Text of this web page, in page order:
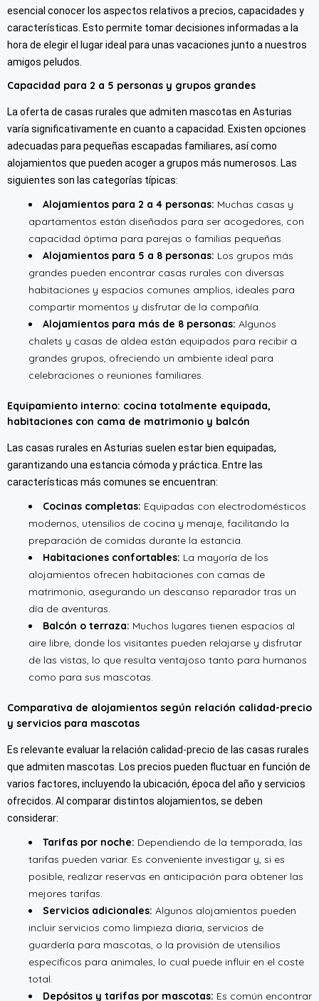
esencial conocer los aspectos relativos a precios, capacidades y
características. Esto permite tomar decisiones informadas a la
hora de elegir el lugar ideal para unas vacaciones junto a nuestros
amigos peludos.
Capacidad para 2 a 5 personas y grupos grandes
La oferta de casas rurales que admiten mascotas en Asturias
varía significativamente en cuanto a capacidad. Existen opciones
adecuadas para pequeñas escapadas familiares, así como
alojamientos que pueden acoger a grupos más numerosos. Las
siguientes son las categorías típicas:
Alojamientos para 2 a 4 personas: Muchas casas y
apartamentos están diseñados para ser acogedores, con
capacidad óptima para parejas o familias pequeñas.
Alojamientos para 5 a 8 personas: Los grupos más
grandes pueden encontrar casas rurales con diversas
habitaciones y espacios comunes amplios, ideales para
compartir momentos y disfrutar de la compañía.
Alojamientos para más de 8 personas: Algunos
chalets y casas de aldea están equipados para recibir a
grandes grupos, ofreciendo un ambiente ideal para
celebraciones o reuniones familiares.
Equipamiento interno: cocina totalmente equipada,
habitaciones con cama de matrimonio y balcón
Las casas rurales en Asturias suelen estar bien equipadas,
garantizando una estancia cómoda y práctica. Entre las
características más comunes se encuentran:
Cocinas completas: Equipadas con electrodomésticos
modernos, utensilios de cocina y menaje, facilitando la
preparación de comidas durante la estancia.
Habitaciones confortables: La mayoría de los
alojamientos ofrecen habitaciones con camas de
matrimonio, asegurando un descanso reparador tras un
día de aventuras.
Balcón o terraza: Muchos lugares tienen espacios al
aire libre, donde los visitantes pueden relajarse y disfrutar
de las vistas, lo que resulta ventajoso tanto para humanos
como para sus mascotas.
Comparativa de alojamientos según relación calidad-precio
y servicios para mascotas
Es relevante evaluar la relación calidad-precio de las casas rurales
que admiten mascotas. Los precios pueden fluctuar en función de
varios factores, incluyendo la ubicación, época del año y servicios
ofrecidos. Al comparar distintos alojamientos, se deben
considerar:
Tarifas por noche: Dependiendo de la temporada, las
tarifas pueden variar. Es conveniente investigar y, si es
posible, realizar reservas en anticipación para obtener las
mejores tarifas.
Servicios adicionales: Algunos alojamientos pueden
incluir servicios como limpieza diaria, servicios de
guardería para mascotas, o la provisión de utensilios
específicos para animales, lo cual puede influir en el coste
total.
Depósitos y tarifas por mascotas: Es común encontrar